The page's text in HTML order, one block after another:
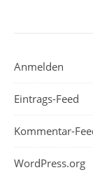
Anmelden
Eintrags-Feed
Kommentar-
WordPress.org